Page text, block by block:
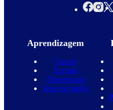
Aprendizagem
Cursos
Escolas
Diferenciais
Teste de inglês